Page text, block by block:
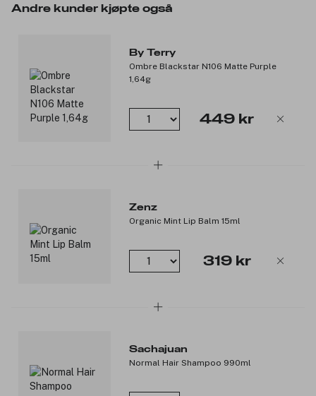
plast fra sukkerrør og 35 % fra mineralolje. Resultatet er en
3342585
Andre kunder kjøpte også
By Terry
Ombre Blackstar N106 Matte Purple
1,64g
449 kr
Zenz
Organic Mint Lip Balm 15ml
319 kr
Sachajuan
Normal Hair Shampoo 990ml